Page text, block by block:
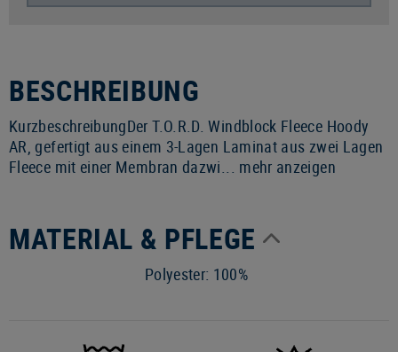
BESCHREIBUNG
KurzbeschreibungDer T.O.R.D. Windblock Fleece Hoody
AR, gefertigt aus einem 3-Lagen Laminat aus zwei Lagen
Fleece mit einer Membran dazwi... mehr anzeigen
MATERIAL & PFLEGE
Polyester: 100%